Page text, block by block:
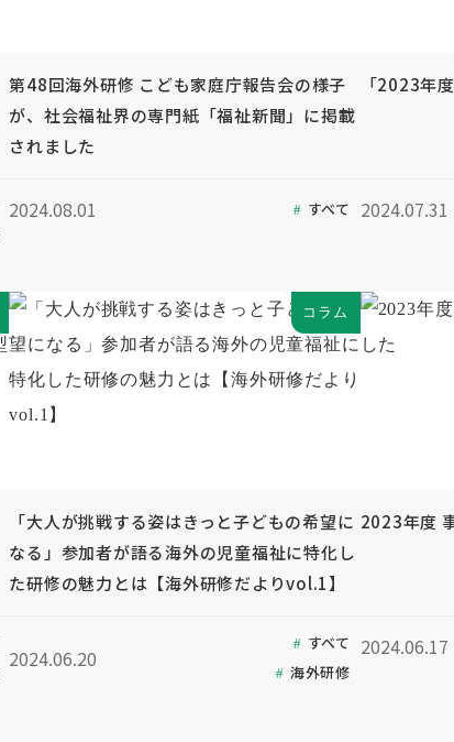
第48回海外研修 こども家庭庁報告会の様子
が、社会福祉界の専門紙「福祉新聞」に掲載
されました
2024.08.01 すべて
「2023年
2024.07.31
コラム
「大人が挑戦する姿はきっと子どもの希望に
なる」参加者が語る海外の児童福祉に特化し
た研修の魅力とは【海外研修だよりvol.1】
2024.06.20
すべて
海外研修
2023年度
2024.06.17